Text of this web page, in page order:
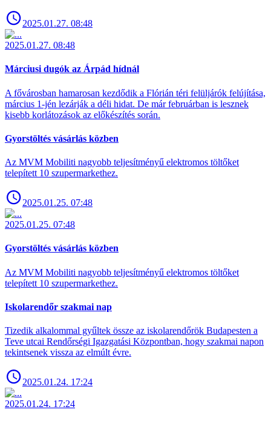
2025.01.27. 08:48
2025.01.27. 08:48
Márciusi dugók az Árpád hídnál
A fővárosban hamarosan kezdődik a Flórián téri felüljárók felújítása,
március 1-jén lezárják a déli hidat. De már februárban is lesznek
kisebb korlátozások az előkészítés során.
Gyorstöltés vásárlás közben
Az MVM Mobiliti nagyobb teljesítményű elektromos töltőket
telepített 10 szupermarkethez.
2025.01.25. 07:48
2025.01.25. 07:48
Gyorstöltés vásárlás közben
Az MVM Mobiliti nagyobb teljesítményű elektromos töltőket
telepített 10 szupermarkethez.
Iskolarendőr szakmai nap
Tizedik alkalommal gyűltek össze az iskolarendőrök Budapesten a
Teve utcai Rendőrségi Igazgatási Központban, hogy szakmai napon
tekintsenek vissza az elmúlt évre.
2025.01.24. 17:24
2025.01.24. 17:24